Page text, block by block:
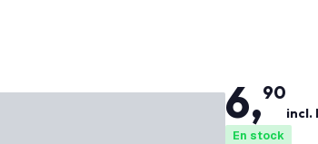
6,90
incl.
En stock